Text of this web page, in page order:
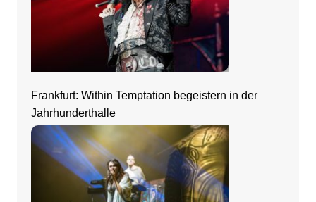
Frankfurt: Within Temptation begeistern in der
Jahrhunderthalle